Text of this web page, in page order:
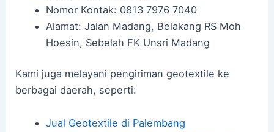
Nomor Kontak: 0813 7976 7040
Alamat: Jalan Madang, Belakang RS Moh
Hoesin, Sebelah FK Unsri Madang
Kami juga melayani pengiriman geotextile ke
berbagai daerah, seperti:
Jual Geotextile di Palembang